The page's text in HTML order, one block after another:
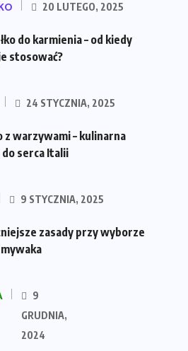
20 LUTEGO, 2025
do karmienia – od kiedy
stosować?
24 STYCZNIA, 2025
z warzywami – kulinarna
serca Italii
9 STYCZNIA, 2025
zasady przy wyborze
9
GRUDNIA,
2024